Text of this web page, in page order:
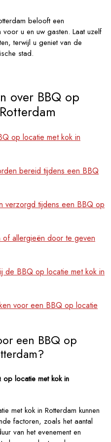
belooft een
u en uw gasten. Laat uzelf
terwijl u geniet van de
stad.
over BBQ op
op locatie met kok in
bereid tijdens een BBQ
verzorgd tijdens een BBQ op
of allergieën door te geven
de BBQ op locatie met kok in
voor een BBQ op locatie
een BBQ op
op locatie met kok in
met kok in Rotterdam kunnen
factoren, zoals het aantal
van het evenement en